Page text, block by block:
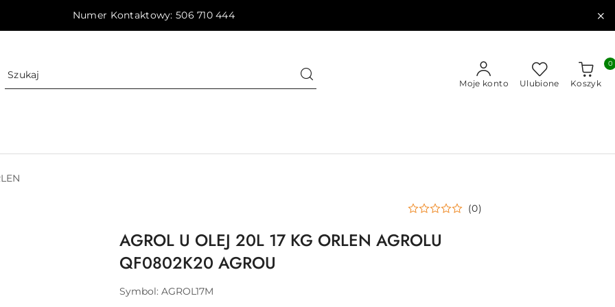
Numer Kontaktowy: 506 710 444
Moje konto Ulubione Koszyk
0
(0)
AGROL U OLEJ 20L 17 KG ORLEN AGROLU
QF0802K20 AGROU
Symbol: AGROL17M